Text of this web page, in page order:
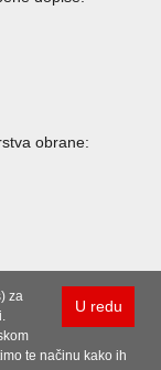
obrane:
U redu
za
te načinu kako ih